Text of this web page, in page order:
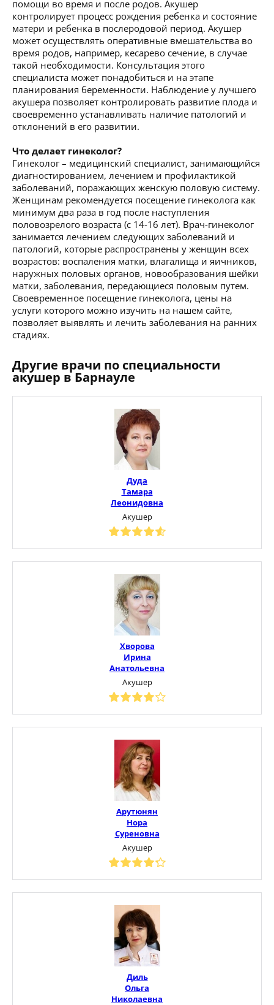
помощи во время и после родов. Акушер
контролирует процесс рождения ребенка и состояние
матери и ребенка в послеродовой период. Акушер
может осуществлять оперативные вмешательства во
время родов, например, кесарево сечение, в случае
такой необходимости. Консультация этого
специалиста может понадобиться и на этапе
планирования беременности. Наблюдение у лучшего
акушера позволяет контролировать развитие плода и
своевременно устанавливать наличие патологий и
отклонений в его развитии.
Что делает гинеколог?
Гинеколог – медицинский специалист, занимающийся
диагностированием, лечением и профилактикой
заболеваний, поражающих женскую половую систему.
Женщинам рекомендуется посещение гинеколога как
минимум два раза в год после наступления
половозрелого возраста (с 14-16 лет). Врач-гинеколог
занимается лечением следующих заболеваний и
патологий, которые распространены у женщин всех
возрастов: воспаления матки, влагалища и яичников,
наружных половых органов, новообразования шейки
матки, заболевания, передающиеся половым путем.
Своевременное посещение гинеколога, цены на
услуги которого можно изучить на нашем сайте,
позволяет выявлять и лечить заболевания на ранних
стадиях.
Другие врачи по специальности
акушер в Барнауле
Дуда
Тамара
Леонидовна
Акушер
Хворова
Ирина
Анатольевна
Акушер
Арутюнян
Нора
Суреновна
Акушер
Диль
Ольга
Николаевна